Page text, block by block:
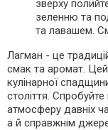
зверху
зеленню та
та лавашем.
Лагман - це
смак та аромат. Цей
кулінарної
століття.
атмосферу давніх
а й справжнім